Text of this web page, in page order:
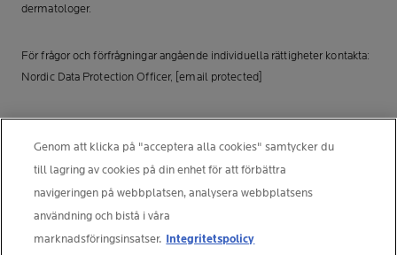
dermatologer.
För frågor och förfrågningar angående individuella rättigheter kontakta:
Nordic Data Protection Officer, [email protected]
TILLVERKARINFORMATION
COSMETIQUE ACTIVE INTERNATIONAL
La Roche-Posay Laboratoire Dermatologique CAI
86270 La Roche-Posay France
[email protected]
Genom att klicka på "acceptera alla cookies" samtycker du
till lagring av cookies på din enhet för att förbättra
navigeringen på webbplatsen, analysera webbplatsens
användning och bistå i våra
marknadsföringsinsatser. Integritetspolicy